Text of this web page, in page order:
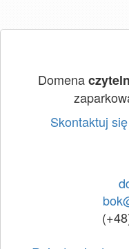
Domena
Skontaktuj się